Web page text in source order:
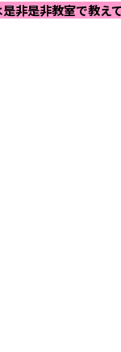
非是非教室で教え